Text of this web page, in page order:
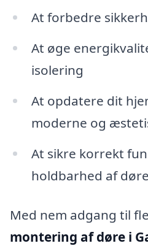
At forbedre
At øge
isolering
At opdatere dit
moderne og
At sikre korrekt
holdbarhed af døre
Med nem adgang til
montering af døre i